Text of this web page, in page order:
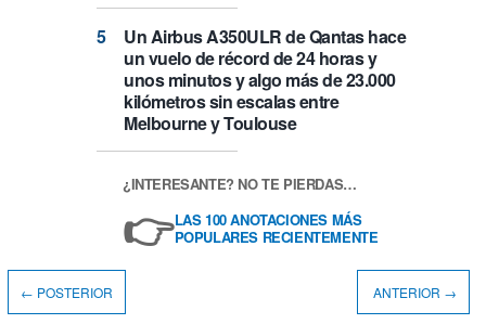
Un Airbus A350ULR de Qantas hace
un vuelo de récord de 24 horas y
unos minutos y algo más de 23.000
kilómetros sin escalas entre
Melbourne y Toulouse
¿INTERESANTE? NO TE PIERDAS…
👉LAS 100 ANOTACIONES MÁS
POPULARES RECIENTEMENTE
← POSTERIOR ANTERIOR →